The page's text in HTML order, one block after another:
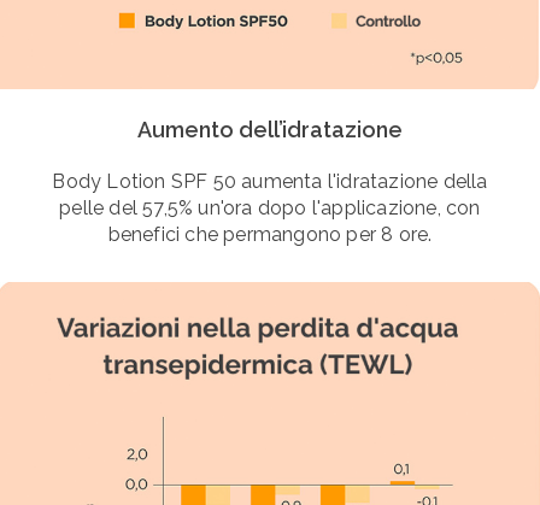
Aumento dell’idratazione
Body Lotion SPF 50 aumenta l'idratazione della
pelle del 57,5% un'ora dopo l'applicazione, con
benefici che permangono per 8 ore.